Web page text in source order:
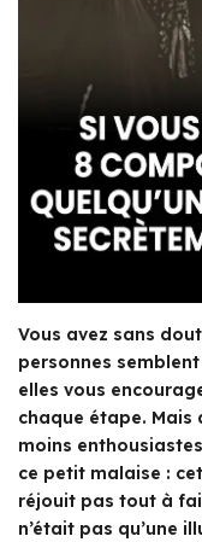
Vous avez sans
personnes
elles vous
chaque étape. Mais
moins
ce petit malaise :
réjouit pas tout à
n’était pas qu’une